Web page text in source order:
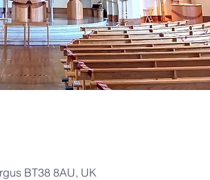
BT38 8AU, UK